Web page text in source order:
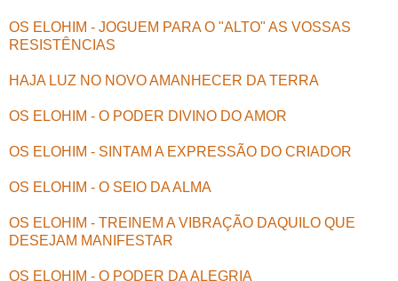
OS ELOHIM - JOGUEM PARA O "ALTO" AS VOSSAS
RESISTÊNCIAS
HAJA LUZ NO NOVO AMANHECER DA TERRA
OS ELOHIM - O PODER DIVINO DO AMOR
OS ELOHIM - SINTAM A EXPRESSÃO DO CRIADOR
OS ELOHIM - O SEIO DA ALMA
OS ELOHIM - TREINEM A VIBRAÇÃO DAQUILO QUE
DESEJAM MANIFESTAR
OS ELOHIM - O PODER DA ALEGRIA